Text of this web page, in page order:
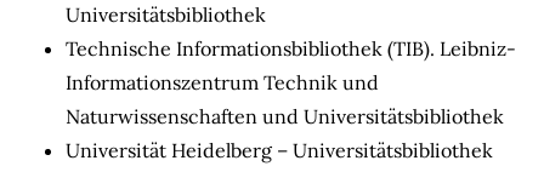
Universitätsbibliothek
Technische Informationsbibliothek (TIB). Leibniz-
Informationszentrum Technik und
Naturwissenschaften und Universitätsbibliothek
Universität Heidelberg – Universitätsbibliothek